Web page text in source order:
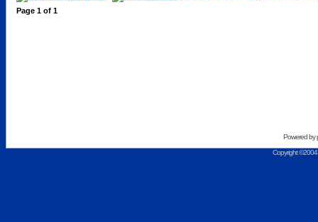
Page 1 of 1
Powered by
Copyright ©2004